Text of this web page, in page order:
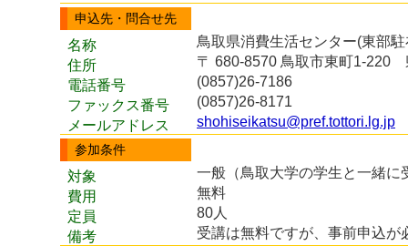
申込先・問合せ先
名称
鳥取県消費生活センター(東部駐
住所
〒 680-8570 鳥取市東町1-220
電話番号
(0857)26-7186
ファックス番号
(0857)26-8171
メールアドレス
shohiseikatsu@pref.tottori.lg.jp
参加条件
対象
一般（鳥取大学の学生と一緒に
費用
無料
定員
80人
備考
受講は無料ですが、事前申込が